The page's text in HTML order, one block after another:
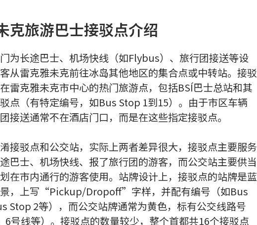
克旅游巴士接驳点介绍
为长途巴士、机场快线（如Flybus）、旅行团接送等设
从雷克雅未克前往冰岛其他地区的集合点或中转站。接驳
雷克雅未克市中心的热门旅游点，包括BSÍ巴士总站和其
点（有特定编号，如Bus Stop 1到15）。由于市区车辆
接送通常不在酒店门口，而是在这些指定接驳点。
接驳点和公交站，实际上两者差异很大，接驳点主要服务
巴士、机场快线、报了旅行团的游客，而公交站主要供当
在市内通行的游客使用。站牌设计上，接驳点的站牌是蓝
，上写“Pickup/Dropoff”字样，并配有编号（如Bus
Stop 2等），而公交站牌通常为黄色，标有公交线路号
6号线等）。接驳点的数量较少，整个首都共16个接驳点